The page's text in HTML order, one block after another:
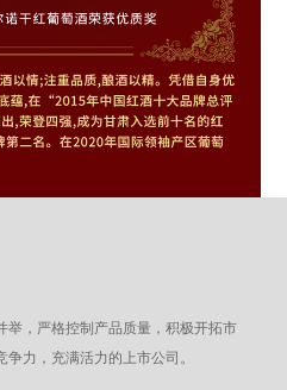
，严格控制产品质量，积极开拓市
力，充满活力的上市公司。